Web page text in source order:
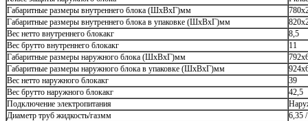
Габаритные размеры внутреннего блока (ШxВxГ)мм
Габаритные размеры внутреннего блока в упаковке (ШхВхГ)мм
Вес нетто внутреннего блокакг
8,5
Вес брутто внутреннего блокакг
11
Габаритные размеры наружного блока (ШxВxГ)мм
Габаритные размеры наружного блока в упаковке (ШxВxГ)мм
Вес нетто наружного блокакг
39
Вес брутто наружного блокакг
42,5
Подключение электропитания
Диаметр труб жидкость/газмм
6,35